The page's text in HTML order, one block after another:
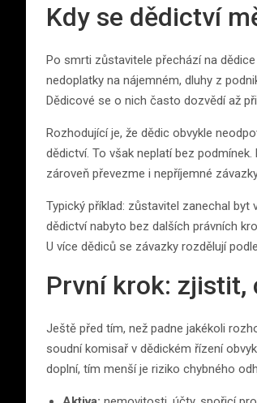
Kdy se dědictví
Po smrti zůstavitele přechází na
nedoplatky na nájemném, dluhy z
Dědicové se o nich často dozvědí až
Rozhodující je, že dědic obvykle
dědictví. To však neplatí bez
zároveň převezme i nepříjemné
Typický příklad: zůstavitel zanechal
dědictví nabyto bez dalších právních
U více dědiců se závazky rozdělují
První krok: zjistit,
Ještě před tím, než padne jakékoli
soudní komisař v dědickém řízení
doplní, tím menší je riziko chybného